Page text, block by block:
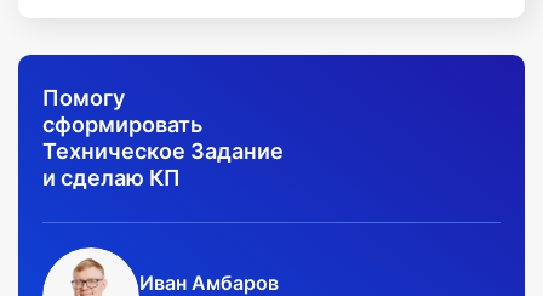
Помогу
сформировать
Техническое Задание
и сделаю КП
Иван Амбаров